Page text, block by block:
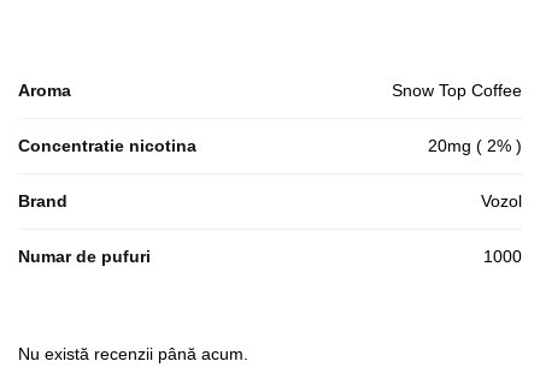
Aroma Snow Top Coffee
Concentratie nicotina 20mg ( 2% )
Brand Vozol
Numar de pufuri 1000
Nu există recenzii până acum.